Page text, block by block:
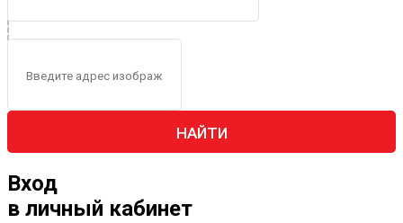
НАЙТИ
Вход
в личный кабинет